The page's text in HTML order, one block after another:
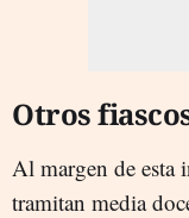
Otros
Al margen de esta
tramitan media